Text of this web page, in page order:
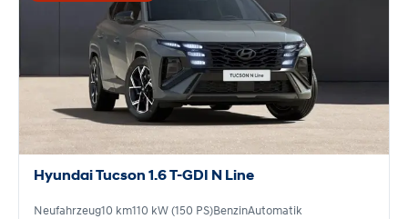
Hyundai Tucson 1.6 T-GDI N Line
Neufahrzeug10 km110 kW (150 PS)BenzinAutomatik